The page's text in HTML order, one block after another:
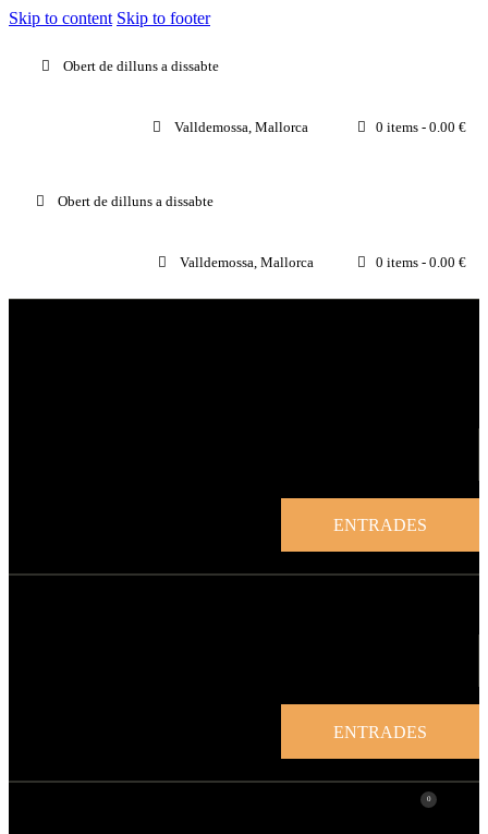
Skip to content Skip to footer
Obert de dilluns a dissabte
Valldemossa, Mallorca 0 items - 0.00 €
Obert de dilluns a dissabte
Valldemossa, Mallorca 0 items - 0.00 €
ENTRADES
ENTRADES
0